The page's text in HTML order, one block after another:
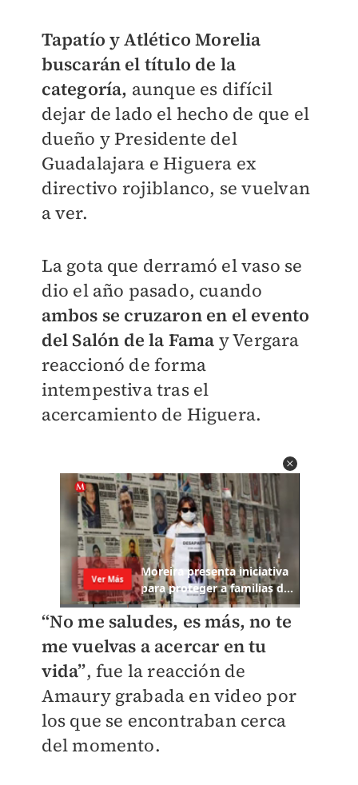
Tapatío y Atlético Morelia
buscarán el título de la
categoría, aunque es difícil
dejar de lado el hecho de que el
dueño y Presidente del
Guadalajara e Higuera ex
directivo rojiblanco, se vuelvan
a ver.
La gota que derramó el vaso se
dio el año pasado, cuando
ambos se cruzaron en el evento
del Salón de la Fama y Vergara
reaccionó de forma
intempestiva tras el
acercamiento de Higuera.
“No me saludes, es más, no te
me vuelvas a acercar en tu
vida”, fue la reacción de
Amaury grabada en video por
los que se encontraban cerca
del momento.